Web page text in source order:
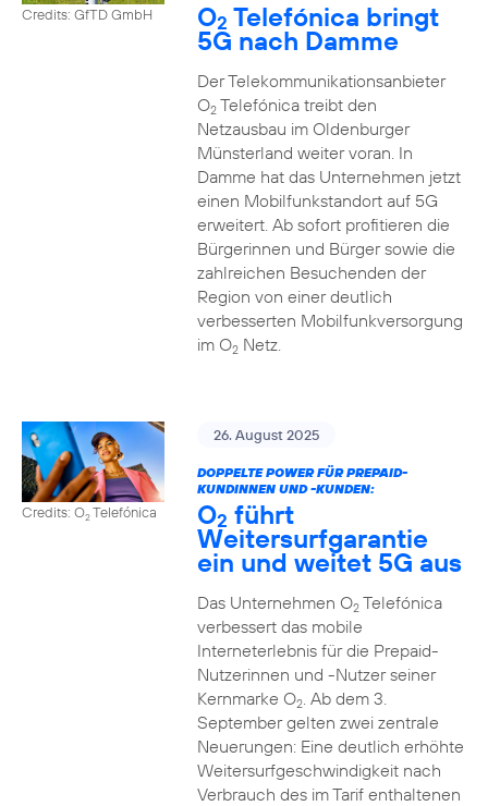
Credits: GfTD GmbH O2 Telefónica bringt
5G nach Damme
Der Telekommunikationsanbieter
O2Telefónica treibt den
Netzausbau im Oldenburger
Münsterland weiter voran. In
Damme hat das Unternehmen jetzt
einen Mobilfunkstandort auf 5G
erweitert. Ab sofort profitieren die
Bürgerinnen und Bürger sowie die
zahlreichen Besuchenden der
Region von einer deutlich
verbesserten Mobilfunkversorgung
im O2Netz.
Credits: O2Telefónica
26. August 2025
DOPPELTE POWER FÜR PREPAID-
KUNDINNEN UND -KUNDEN:
O2 führt
Weitersurfgarantie
ein und weitet 5G aus
Das Unternehmen O2Telefónica
verbessert das mobile
Interneterlebnis für die Prepaid-
Nutzerinnen und -Nutzer seiner
Kernmarke O2. Ab dem 3.
September gelten zwei zentrale
Neuerungen: Eine deutlich erhöhte
Weitersurfgeschwindigkeit nach
Verbrauch des im Tarif enthaltenen